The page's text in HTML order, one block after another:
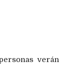
verán